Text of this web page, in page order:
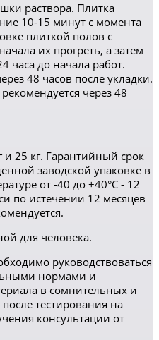
раствора. Плитка
10-15 минут с момента
плиткой полов с
их прогреть, а затем
часа до начала работ.
48 часов после укладки.
через 48
и 25 кг. Гарантийный срок
заводской упаковке в
от -40 до +40°С - 12
по истечении 12 месяцев
для человека.
руководствоваться
нормами и
в сомнительных и
тестирования на
консультации от